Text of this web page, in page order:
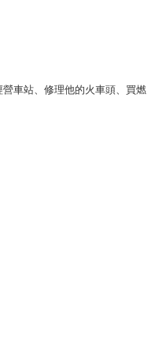
車站、修理他的火車頭、買燃